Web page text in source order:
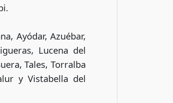
Ayódar, Azuébar,
Lucena del
Tales, Torralba
y Vistabella del